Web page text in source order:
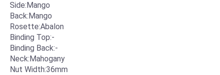
Side:Mango
Back:Mango
Rosette:Abalon
Binding Top:-
Binding Back:-
Neck:Mahogany
Nut Width:36mm